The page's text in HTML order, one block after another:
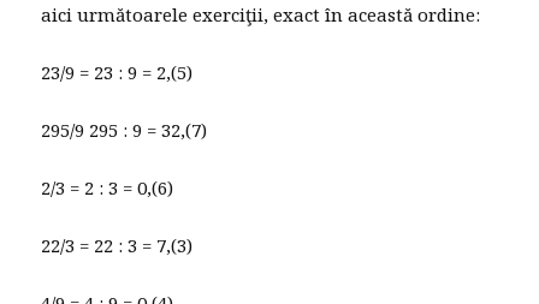
aici următoarele exerciţii, exact în această ordine:
23/9 = 23 : 9 = 2,(5)
295/9 295 : 9 = 32,(7)
2/3 = 2 : 3 = 0,(6)
22/3 = 22 : 3 = 7,(3)